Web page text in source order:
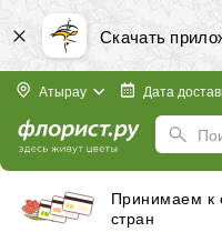
Скачать
Атырау Дата
Принимаем к
стран